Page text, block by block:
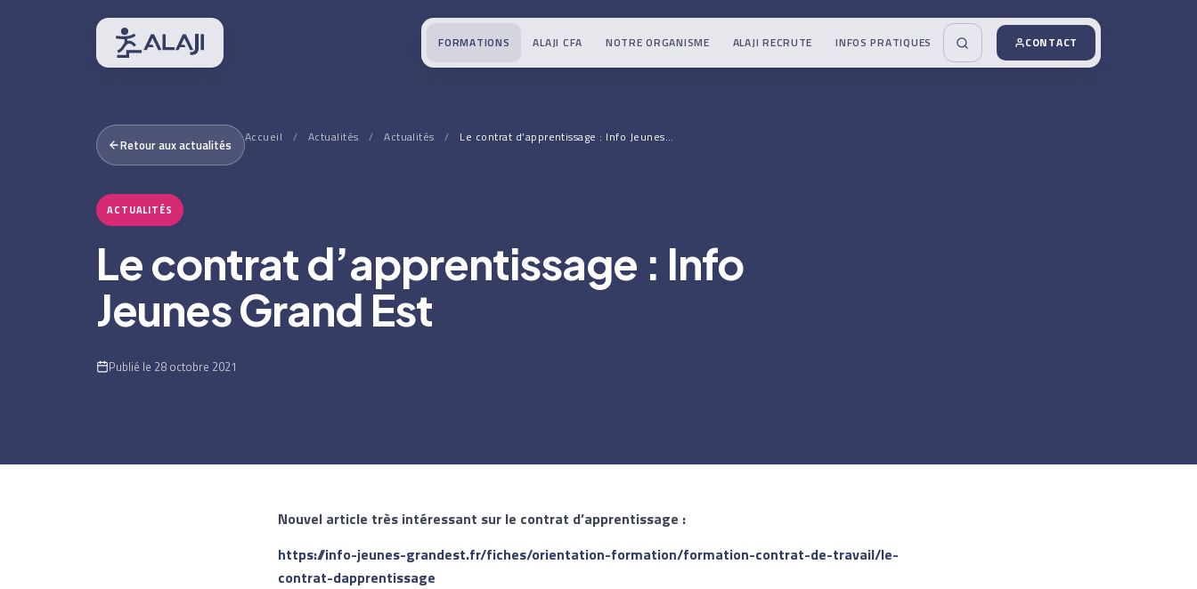
FORMATIONS ALAJI CFA NOTRE ORGANISME ALAJI RECRUTE INFOS PRATIQUES CONTACT
Retour aux actualités Accueil / Actualités / Actualités / Le contrat d’apprentissage : Info Jeunes…
ACTUALITÉS
Le contrat d’apprentissage : Info
Jeunes Grand Est
Publié le 28 octobre 2021
Nouvel article très intéressant sur le contrat d’apprentissage :
https://info-jeunes-grandest.fr/fiches/orientation-formation/formation-contrat-de-travail/le-
contrat-dapprentissage